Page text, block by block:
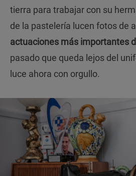
tierra para trabajar con su
de la pastelería lucen fotos de
actuaciones más importantes
pasado que queda lejos del
luce ahora con orgullo.